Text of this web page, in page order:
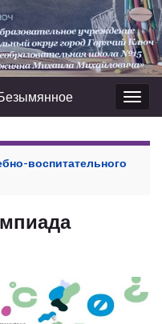
Вкл/
выкл
воспитательного